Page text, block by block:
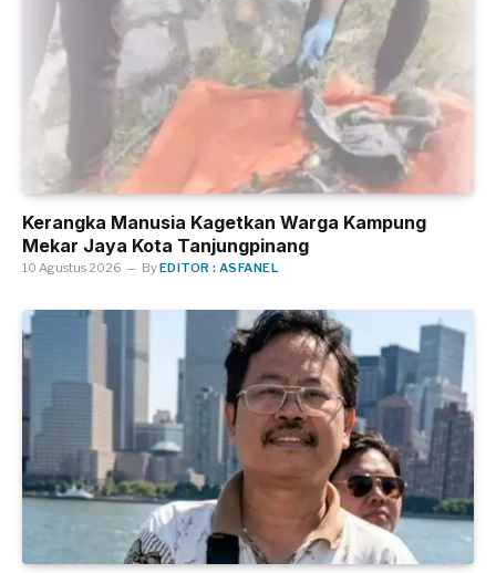
Kerangka Manusia Kagetkan Warga Kampung
Mekar Jaya Kota Tanjungpinang
10 Agustus 2026 ByEDITOR : ASFANEL